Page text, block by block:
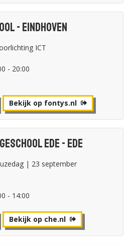
- Eindhoven
ICT
- 20:00
Bekijk op fontys.nl
Ede - Ede
| 23 september
- 14:00
Bekijk op che.nl